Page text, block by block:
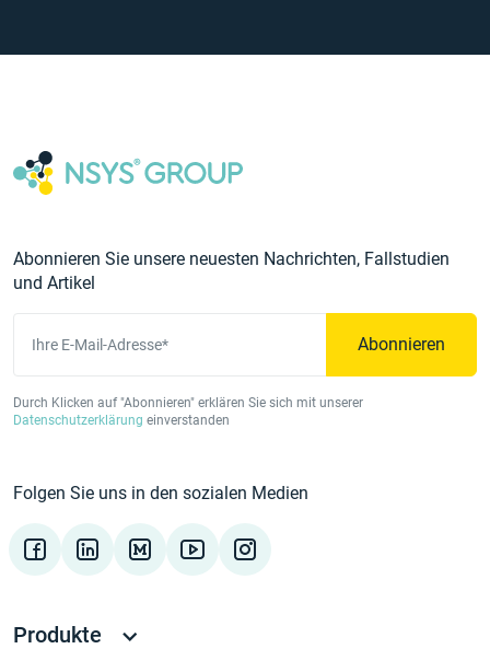
Abonnieren Sie unsere neuesten Nachrichten, Fallstudien
und Artikel
Ihre E-Mail-Adresse* Abonnieren
Durch Klicken auf "Abonnieren" erklären Sie sich mit unserer
Datenschutzerklärung einverstanden
Folgen Sie uns in den sozialen Medien
Produkte